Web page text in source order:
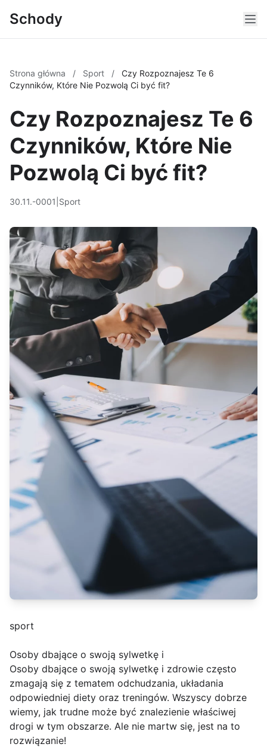
Schody
Strona główna / Sport /
Czy Rozpoznajesz Te 6
Czynników, Które Nie Pozwolą Ci być fit?
Czy Rozpoznajesz Te 6
Czynników, Które Nie
Pozwolą Ci być fit?
30.11.-0001 Sport
sport
Osoby dbające o swoją sylwetkę i
Osoby dbające o swoją sylwetkę i zdrowie często
zmagają się z tematem odchudzania, układania
odpowiedniej diety oraz treningów. Wszyscy dobrze
wiemy, jak trudne może być znalezienie właściwej
drogi w tym obszarze. Ale nie martw się, jest na to
rozwiązanie!